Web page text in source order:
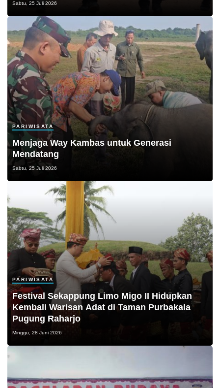
Sabtu, 25 Juli 2026
PARIWISATA
Menjaga Way Kambas untuk Generasi
Mendatang
Sabtu, 25 Juli 2026
PARIWISATA
Festival Sekappung Limo Migo II Hidupkan
Kembali Warisan Adat di Taman Purbakala
Pugung Raharjo
Minggu, 28 Juni 2026